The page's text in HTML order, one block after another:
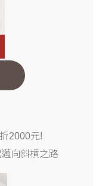
2000元!
向斜槓之路